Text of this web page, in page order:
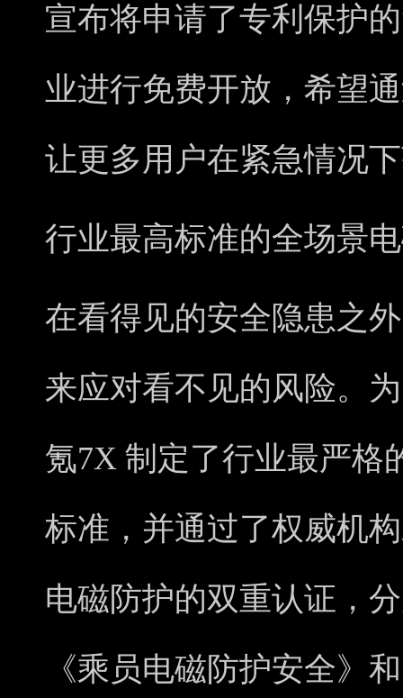
宣布将申请了专利保护
业进行免费开放，希望
让更多用户在紧急情况
行业最高标准的全场景
在看得见的安全隐患之
来应对看不见的风险。
氪7X 制定了行业最严格
标准，并通过了权威机
电磁防护的双重认证，
《乘员电磁防护安全》